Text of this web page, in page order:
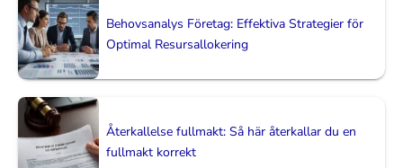
Behovsanalys Företag: Effektiva Strategier för
Optimal Resursallokering
Återkallelse fullmakt: Så här återkallar du en
fullmakt korrekt